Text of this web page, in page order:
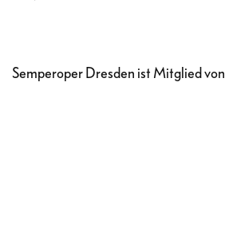
Semperoper Dresden ist Mitglied von